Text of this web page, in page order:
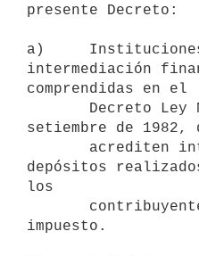
presente Decreto:
a)
intermediación
comprendidas en el
setiembre de 1982,
depósitos
los
impuesto.